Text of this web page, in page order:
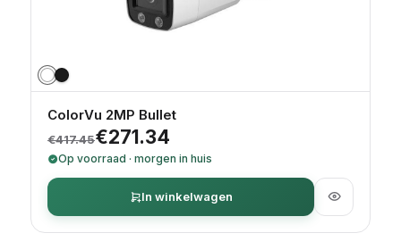
ColorVu 2MP Bullet
€417.45
Oorspronkelijke prijs was: €417.45.
€271.34
Huidige prijs is: €271.34.
Op voorraad · morgen in huis
In winkelwagen